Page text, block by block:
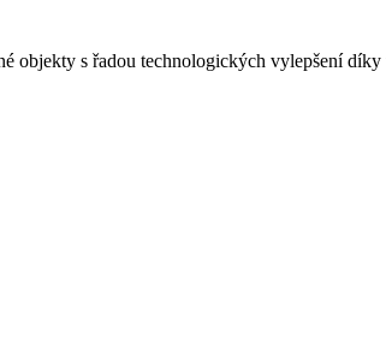
objekty s řadou technologických vylepšení